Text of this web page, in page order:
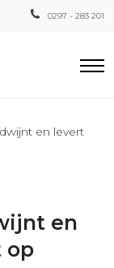
0297 - 283 201
en levert
en
op